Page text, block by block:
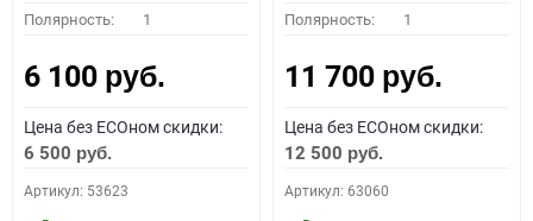
Полярность: 1
6 100 руб.
Цена без ECOном скидки:
6 500 руб.
Артикул: 53623
Полярность: 1
11 700 руб.
Цена без ECOном скидки:
12 500 руб.
Артикул: 63060